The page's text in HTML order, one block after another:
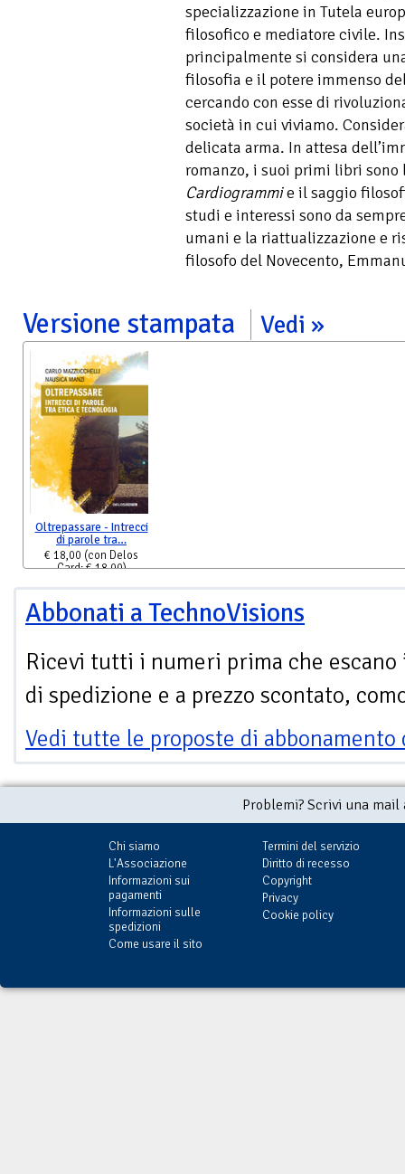
specializzazione in Tutela
filosofico e mediatore civile.
principalmente si considera
filosofia e il potere immenso
cercando con esse di
società in cui viviamo.
delicata arma. In attesa
romanzo, i suoi primi libri
Cardiogrammie il saggio
studi e interessi sono da
umani e la riattualizzazione e
filosofo del Novecento,
Versione stampata Vedi
Oltrepassare - Intrecci
di parole tra…
€ 18,00 (con Delos
Card: € 18,00)
Abbonati a TechnoVisions
Ricevi tutti i numeri prima che escano
di spedizione e a prezzo scontato,
Vedi tutte le proposte di
Problemi? Scrivi una
Chi siamo
L'Associazione
Informazioni sui
pagamenti
Informazioni sulle
spedizioni
Come usare il sito
Termini del servizio
Diritto di recesso
Copyright
Privacy
Cookie policy